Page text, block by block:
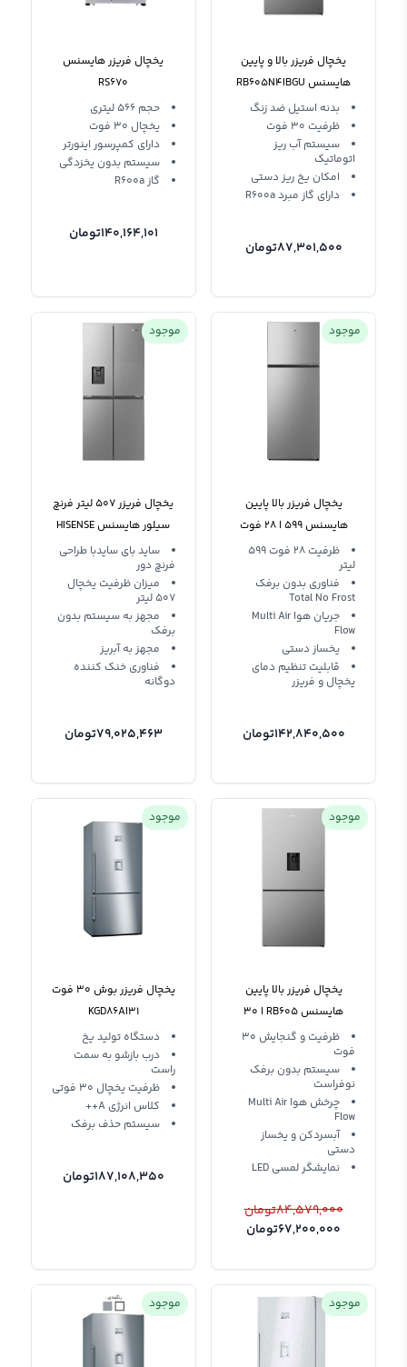
یخچال فریزر بالا و پایین
هایسنس RB605N4IBGU
بدنه استیل ضد زنگ
ظرفیت 30 فوت
سیستم آب ریز
اتوماتیک
امکان یخ ریز دستی
دارای گاز مبرد R600a
87,301,500تومان
یخچال فریزر هایسنس
RS670
حجم 566 لیتری
یخچال 30 فوت
دارای کمپرسور اینورتر
سیستم بدون یخزدگی
گاز R600a
140,164,101تومان
موجود
یخچال فریزر بالا پایین
هایسنس 599 ا 28 فوت
نقره 2022 RT599N4ASU
ظرفیت 28 فوت 599
لیتر
فناوری بدون برفک
Total No Frost
جریان هوا Multi Air
Flow
یخساز دستی
قابلیت تنظیم دمای
یخچال و فریزر
142,840,500تومان
موجود
یخچال فریزر 507 لیتر فرنچ
سیلور هایسنس HISENSE
RQ561N4ASN
ساید بای سایدبا طراحی
فرنچ دور
میزان ظرفیت یخچال
507 لیتر
مجهز به سیستم بدون
برفک
مجهز به آبریز
فناوری خنک کننده
دوگانه
79,025,463تومان
موجود
یخچال فریزر بالا پایین
هایسنس RB605 ا 30
فوت نقره 2022 ظرفیت و گنجایش 30
فوت
سیستم بدون برفک
نوفراست
چرخش هوا Multi Air
Flow
آبسردکن و یخساز
دستی
نمایشگر لمسی LED
67,200,000تومان
84,579,000تومان
موجود
یخچال فریزر بوش 30 فوت
KGD86AI31
دستگاه تولید یخ
درب بازشو به سمت
راست
ظرفیت یخچال 30 فوتی
کلاس انرژی A++
سیستم حذف برفک
187,108,350تومان
موجود موجود